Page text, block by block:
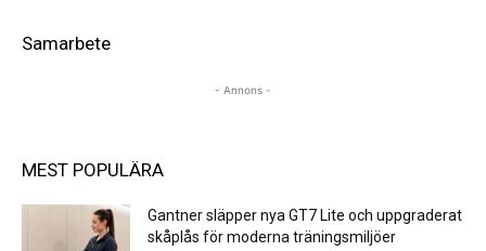
Samarbete
- Annons -
MEST POPULÄRA
Gantner släpper nya GT7 Lite och uppgraderat
skåplås för moderna träningsmiljöer